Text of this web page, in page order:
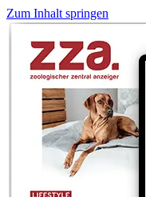
Zum Inhalt springen